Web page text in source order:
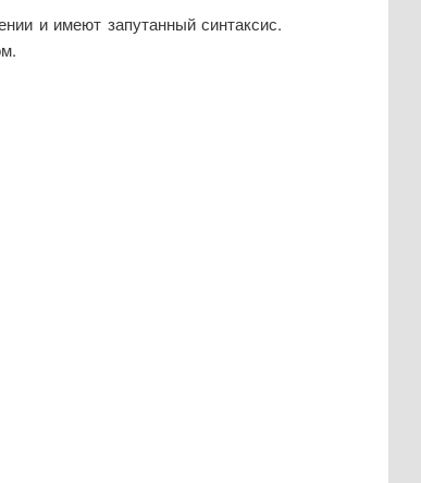
и имеют запутанный синтаксис.